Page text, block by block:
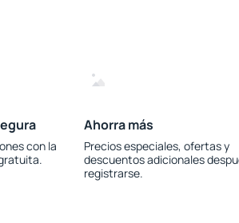
con la
Ahorra más
Precios especiales, ofertas y
descuentos adicionales
registrarse.